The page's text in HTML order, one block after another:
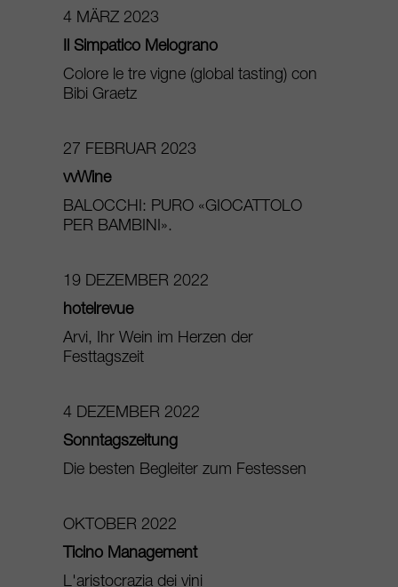
4 MÄRZ 2023
Il Simpatico Melograno
Colore le tre vigne (global tasting) con
Bibi Graetz
27 FEBRUAR 2023
vvWine
BALOCCHI: PURO «GIOCATTOLO
PER BAMBINI».
19 DEZEMBER 2022
hotelrevue
Arvi, Ihr Wein im Herzen der
Festtagszeit
4 DEZEMBER 2022
Sonntagszeitung
Die besten Begleiter zum Festessen
OKTOBER 2022
Ticino Management
L'aristocrazia dei vini